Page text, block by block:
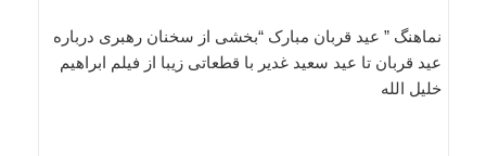
نماهنگ ” عید قربان مبارک “بخشی از سخنان رهبری درباره
عید قربان تا عید سعید غدیر با قطعاتی زیبا از فیلم ابراهیم
خلیل الله